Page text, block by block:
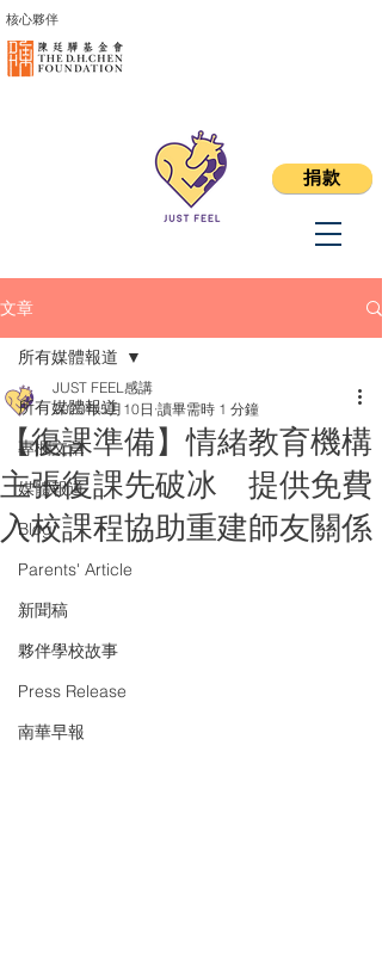
捐款
核心夥伴
文章
所有媒體報道
專欄文章
媒體報道
Blog
Parents' Article
新聞稿
夥伴學校故事
Press Release
南華早報
所有媒體報道
【復課準備】情緒教育機構
主張復課先破冰 提供免費
入校課程協助重建師友關係
JUST FEEL感講
2020年5月10日 讀畢需時 1 分鐘